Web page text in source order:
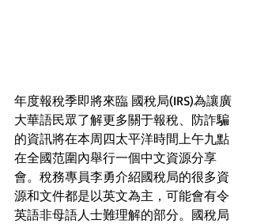
年度報稅季即將來臨 國稅局(IRS)為讓廣
大華語民眾了解更多關于報稅、防詐騙
的資訊將在本周四太平洋時間上午九點
在全國范圍內舉行一個中文資源分享
會。稅務專員李勇介紹國稅局的很多資
源和文件都是以英文為主，可能會有令
英語非母語人士難理解的部分。國稅局